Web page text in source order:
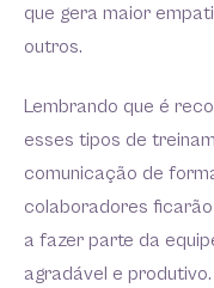
que gera maior
outros.
Lembrando que é
esses tipos de
comunicação de
colaboradores
a fazer parte da
agradável e produtivo.